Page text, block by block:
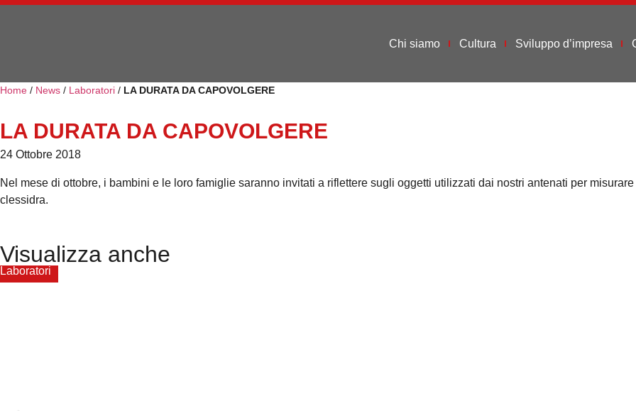
Chi siamo Cultura Sviluppo d’impresa
Home / News / Laboratori / LA DURATA DA CAPOVOLGERE
LA DURATA DA CAPOVOLGERE
24 Ottobre 2018
Nel mese di ottobre, i bambini e le loro famiglie saranno invitati a riflettere sugli oggetti utilizzati dai nostri antenati per
clessidra.
Visualizza anche
Laboratori